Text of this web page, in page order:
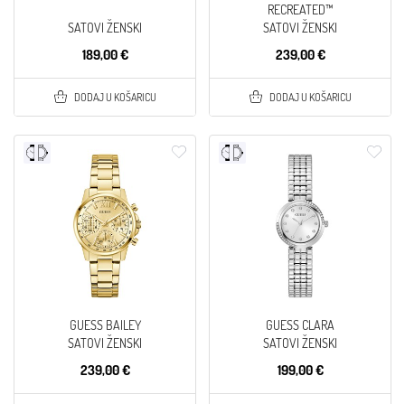
SATOVI ŽENSKI
189,00 €
DODAJ U KOŠARICU
RECREATED™
SATOVI ŽENSKI
239,00 €
DODAJ U KOŠARICU
GUESS BAILEY
SATOVI ŽENSKI
239,00 €
GUESS CLARA
SATOVI ŽENSKI
199,00 €